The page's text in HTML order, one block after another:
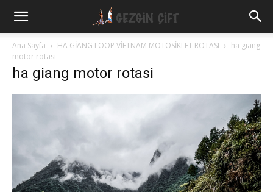
Gezgin
Ana Sayfa HA GİANG LOOP VİETNAM MOTOSİKLET ROTASI
ha giang
motor rotasi
ha giang motor rotasi